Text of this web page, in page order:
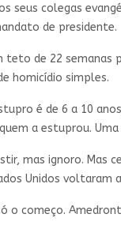
seus colegas
de presidente.
de 22 semanas
homicídio simples.
é de 6 a 10
a estuprou. Uma
mas ignoro. Mas
Unidos voltaram
o começo.